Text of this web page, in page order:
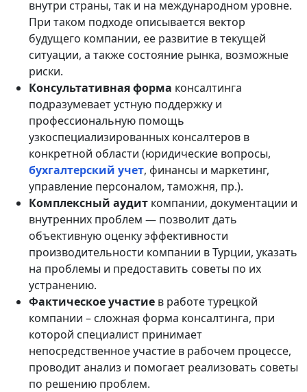
внутри страны, так и на международном уровне.
При таком подходе описывается вектор
будущего компании, ее развитие в текущей
ситуации, а также состояние рынка, возможные
риски.
Консультативная форма консалтинга
подразумевает устную поддержку и
профессиональную помощь
узкоспециализированных консалтеров в
конкретной области (юридические вопросы,
бухгалтерский учет, финансы и маркетинг,
управление персоналом, таможня, пр.).
Комплексный аудит компании, документации и
внутренних проблем — позволит дать
объективную оценку эффективности
производительности компании в Турции, указать
на проблемы и предоставить советы по их
устранению.
Фактическое участие в работе турецкой
компании – сложная форма консалтинга, при
которой специалист принимает
непосредственное участие в рабочем процессе,
проводит анализ и помогает реализовать советы
по решению проблем.